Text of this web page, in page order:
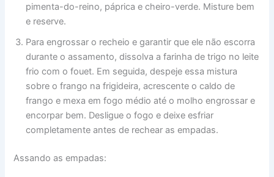
pimenta-do-reino, páprica e cheiro-verde. Misture bem
e reserve.
Para engrossar o recheio e garantir que ele não escorra
durante o assamento, dissolva a farinha de trigo no leite
frio com o fouet. Em seguida, despeje essa mistura
sobre o frango na frigideira, acrescente o caldo de
frango e mexa em fogo médio até o molho engrossar e
encorpar bem. Desligue o fogo e deixe esfriar
completamente antes de rechear as empadas.
Assando as empadas: